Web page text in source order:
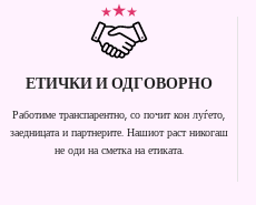
ЕТИЧКИ И ОДГОВОРНО
Работиме транспарентно, со почит кон луѓето,
заедницата и партнерите. Нашиот раст никогаш
не оди на сметка на етиката.